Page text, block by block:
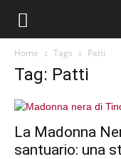
Home Tags Patti
Tag: Patti
La Madonna
santuario: una